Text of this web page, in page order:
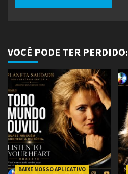
VOCÊ PODE TER PERDIDO:
BAIXE NOSSO APLICATIVO